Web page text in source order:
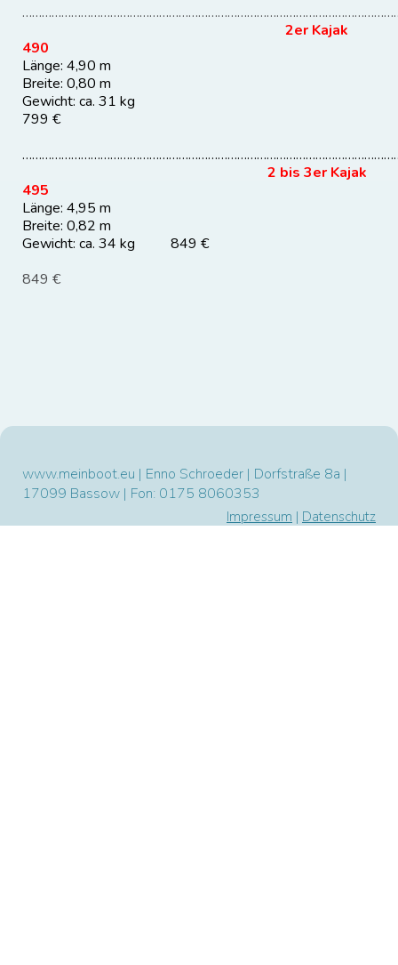
2er Kajak
490
Länge: 4,90 m
Breite: 0,80 m
Gewicht: ca. 31 kg
799 €
2 bis 3er Kajak
495
Länge: 4,95 m
Breite: 0,82 m
Gewicht: ca. 34 kg 849 €
849 €
www.meinboot.eu | Enno Schroeder | Dorfstraße 8a |
17099 Bassow | Fon: 0175 8060353
Impressum | Datenschutz